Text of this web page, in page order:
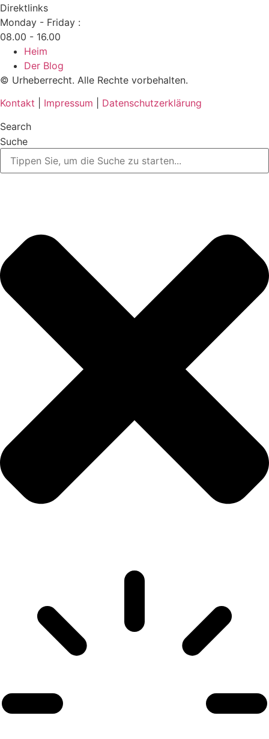
Direktlinks
Monday - Friday :
08.00 - 16.00
Heim
Der Blog
© Urheberrecht. Alle Rechte vorbehalten.
Kontakt
Impressum
Datenschutzerklärung
Search
Suche